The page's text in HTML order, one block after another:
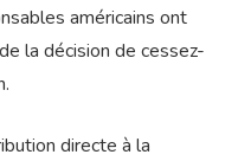
américains ont
la décision de cessez-
directe à la